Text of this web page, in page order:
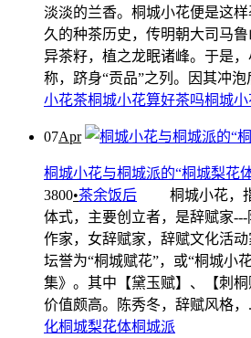
淡淡的兰香。桐城小花便是这
久的种茶历史，传明朝大司马
异茶籽，植之龙眠诸峰。于是
称，跻身“贡品”之列。因其冲泡
小花茶桐城小花算好茶吗桐城
07Apr
桐城小花与桐城派的“桐城梨花
3800•茶余饭后
桐城小花，指
体式，主要创立者，是辞赋家
作家，女辞赋家，辞赋文化活
坛誉为“桐城赋花”，或“桐城小
集》。其中【黛玉赋】、【刺
价值颇高。陈秀冬，辞赋风格，
化桐城梨花体桐城派